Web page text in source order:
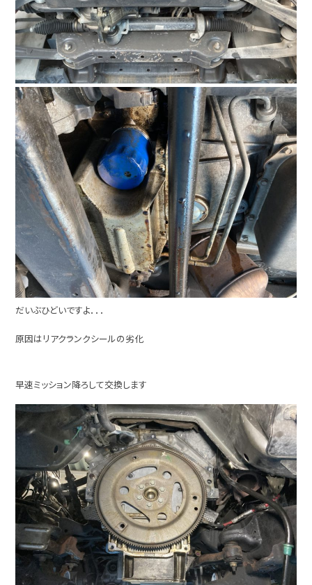
だいぶひどいですよ．．．
原因はリアクランクシールの劣化
早速ミッション降ろして交換します